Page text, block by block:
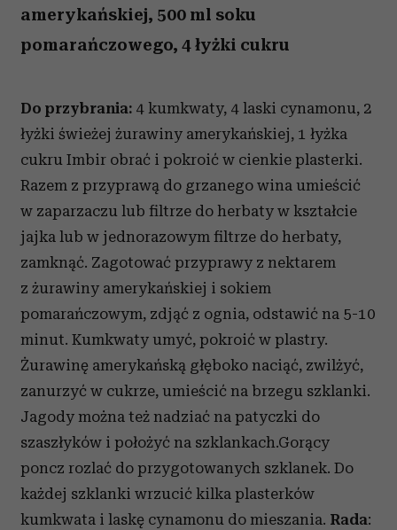
amerykańskiej, 500 ml soku
pomarańczowego, 4 łyżki cukru
Do przybrania: 4 kumkwaty, 4 laski cynamonu, 2
łyżki świeżej żurawiny amerykańskiej, 1 łyżka
cukru Imbir obrać i pokroić w cienkie plasterki.
Razem z przyprawą do grzanego wina umieścić
w zaparzaczu lub filtrze do herbaty w kształcie
jajka lub w jednorazowym filtrze do herbaty,
zamknąć. Zagotować przyprawy z nektarem
z żurawiny amerykańskiej i sokiem
pomarańczowym, zdjąć z ognia, odstawić na 5-10
minut. Kumkwaty umyć, pokroić w plastry.
Żurawinę amerykańską głęboko naciąć, zwilżyć,
zanurzyć w cukrze, umieścić na brzegu szklanki.
Jagody można też nadziać na patyczki do
szaszłyków i położyć na szklankach.Gorący
poncz rozlać do przygotowanych szklanek. Do
każdej szklanki wrzucić kilka plasterków
kumkwata i laskę cynamonu do mieszania. Rada: